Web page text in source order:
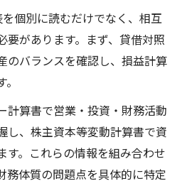
個別に読むだけでなく、相互
要があります。まず、貸借対照
のバランスを確認し、損益計算
計算書で営業・投資・財務活動
し、株主資本等変動計算書で資
す。これらの情報を組み合わせ
務体質の問題点を具体的に特定